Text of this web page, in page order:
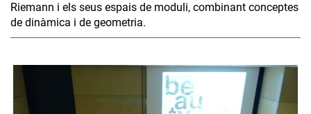
Riemann i els seus espais de moduli, combinant conceptes
de dinàmica i de geometria.